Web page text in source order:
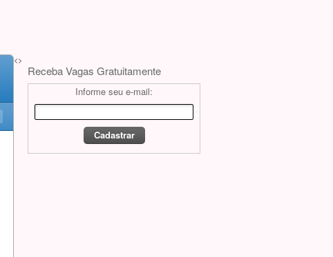
<>
Receba Vagas Gratuitamente
Informe seu e-mail: